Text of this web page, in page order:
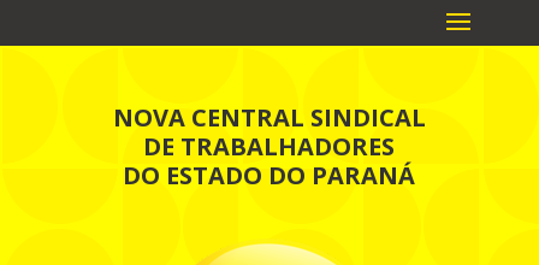
NOVA CENTRAL SINDICAL
DE TRABALHADORES
DO ESTADO DO PARANÁ